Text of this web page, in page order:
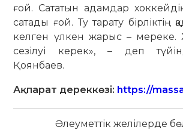
ғой. Сататын адамдар
сатады ғой. Ту тарату бірліктің
келген үлкен жарыс – мереке.
сезілуі керек», – деп
Қоянбаев.
Ақпарат дереккөзі: https://
Әлеуметтік желілерде